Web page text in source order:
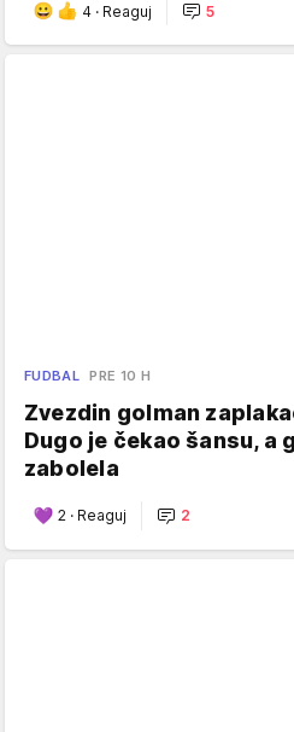
4 · Reaguj 5
FUDBAL PRE 10 H
Zvezdin golman
Dugo je čekao šansu, a
zabolela
2 · Reaguj 2